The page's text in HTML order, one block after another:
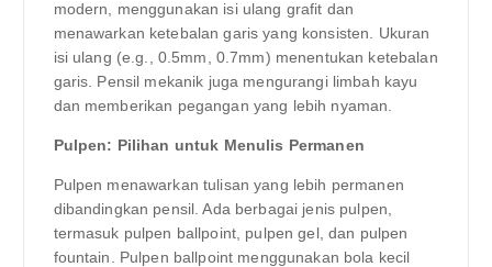
modern, menggunakan isi ulang grafit dan
menawarkan ketebalan garis yang konsisten. Ukuran
isi ulang (e.g., 0.5mm, 0.7mm) menentukan ketebalan
garis. Pensil mekanik juga mengurangi limbah kayu
dan memberikan pegangan yang lebih nyaman.
Pulpen: Pilihan untuk Menulis Permanen
Pulpen menawarkan tulisan yang lebih permanen
dibandingkan pensil. Ada berbagai jenis pulpen,
termasuk pulpen ballpoint, pulpen gel, dan pulpen
fountain. Pulpen ballpoint menggunakan bola kecil